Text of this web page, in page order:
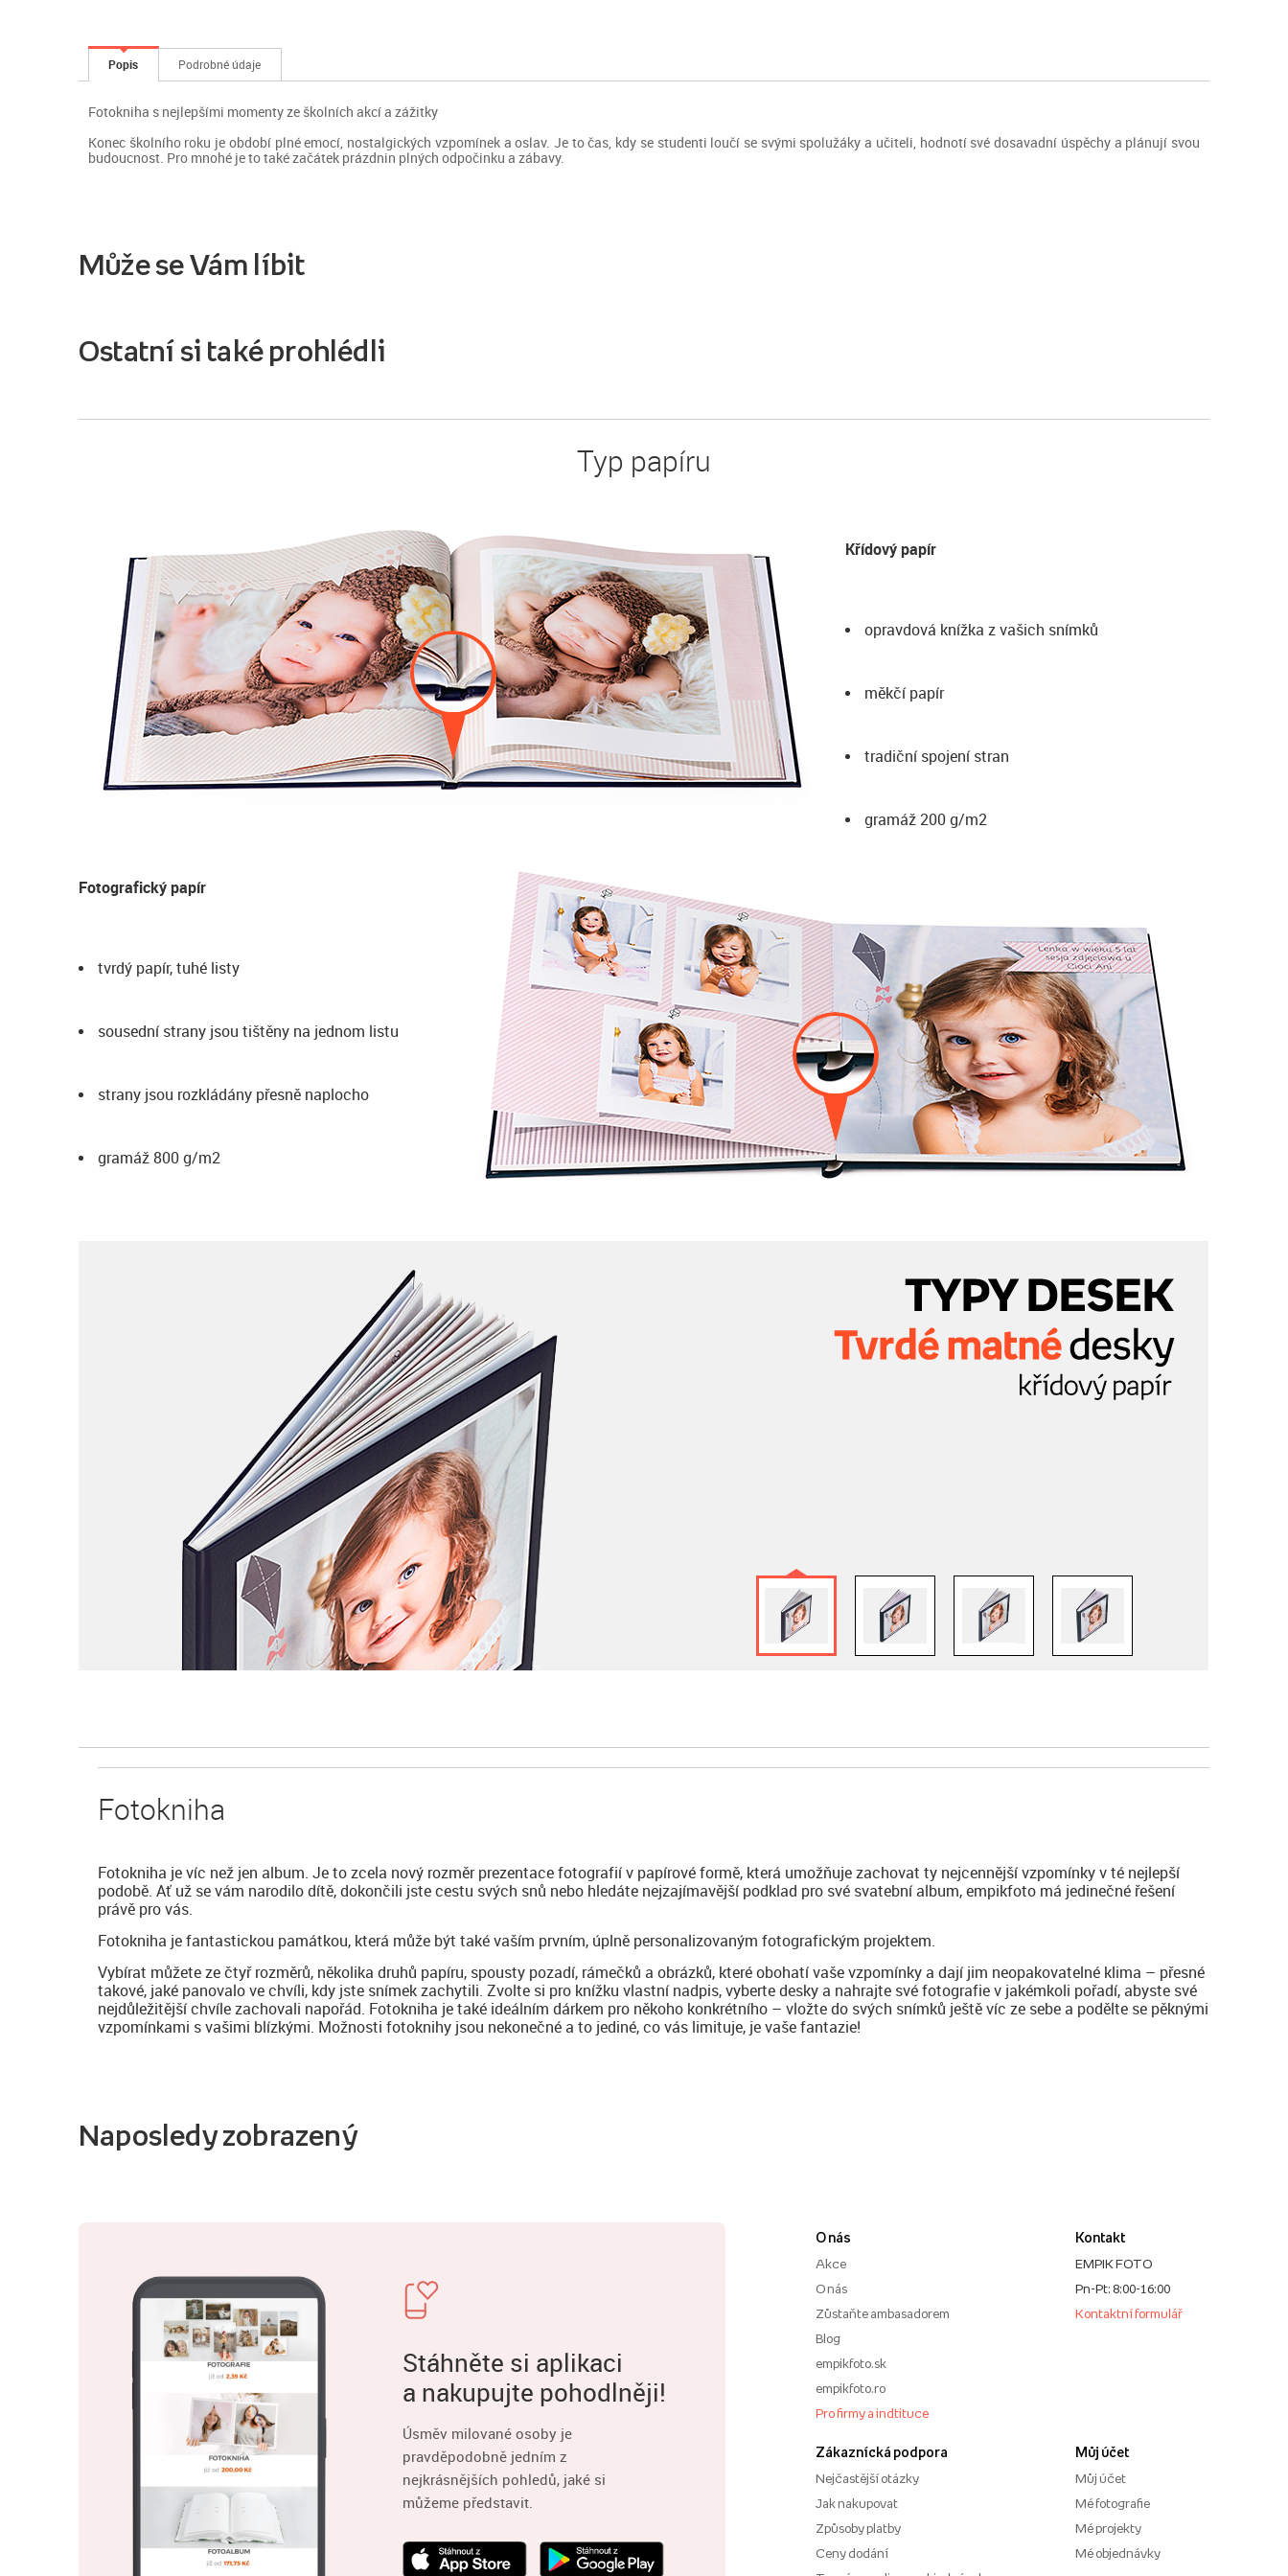
Popis Podrobné údaje
Fotokniha s nejlepšími momenty ze školních akcí a zážitky
Konec školního roku je období plné emocí, nostalgických vzpomínek a oslav. Je to čas, kdy se studenti loučí se svými spolužáky a učiteli, hodnotí své dosavadní úspěchy a plánují svou
budoucnost. Pro mnohé je to také začátek prázdnin plných odpočinku a zábavy.
Může se Vám líbit
Ostatní si také prohlédli
Typ papíru
Křídový papír
opravdová knížka z vašich snímků
měkčí papír
tradiční spojení stran
gramáž 200 g/m2
Fotografický papír
tvrdý papír, tuhé listy
sousední strany jsou tištěny na jednom listu
strany jsou rozkládány přesně naplocho
gramáž 800 g/m2
Fotokniha
Fotokniha je víc než jen album. Je to zcela nový rozměr prezentace fotografií v papírové formě, která umožňuje zachovat ty nejcennější vzpomínky v té nejlepší
podobě. Ať už se vám narodilo dítě, dokončili jste cestu svých snů nebo hledáte nejzajímavější podklad pro své svatební album, empikfoto má jedinečné řešení
právě pro vás.
Fotokniha je fantastickou památkou, která může být také vaším prvním, úplně personalizovaným fotografickým projektem.
Vybírat můžete ze čtyř rozměrů, několika druhů papíru, spousty pozadí, rámečků a obrázků, které obohatí vaše vzpomínky a dají jim neopakovatelné klima – přesné
takové, jaké panovalo ve chvíli, kdy jste snímek zachytili. Zvolte si pro knížku vlastní nadpis, vyberte desky a nahrajte své fotografie v jakémkoli pořadí, abyste své
nejdůležitější chvíle zachovali napořád. Fotokniha je také ideálním dárkem pro někoho konkrétního – vložte do svých snímků ještě víc ze sebe a podělte se pěknými
vzpomínkami s vašimi blízkými. Možnosti fotoknihy jsou nekonečné a to jediné, co vás limituje, je vaše fantazie!
Naposledy zobrazený
Stáhněte si aplikaci
a nakupujte pohodlněji!
Úsměv milované osoby je
pravděpodobně jedním z
nejkrásnějších pohledů, jaké si
můžeme představit.
O nás
Akce
O nás
Zůstaňte ambasadorem
Blog
empikfoto.sk
empikfoto.ro
Pro firmy a indtituce
Zákaznícká podpora
Nejčastější otázky
Jak nakupovat
Způsoby platby
Ceny dodání
Kontakt
EMPIK FOTO
Pn-Pt: 8:00-16:00
Kontaktní formulář
Můj účet
Můj účet
Mé fotografie
Mé projekty
Mé objednávky